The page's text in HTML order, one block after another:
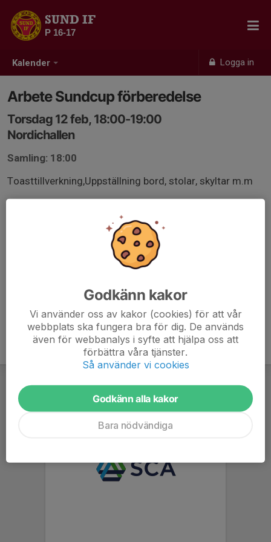
Kalender Logga in
SUND IF
P 16-17
Arbete Sundcup förberedelse
Torsdag 12 feb, 18:00-19:00
Nordichallen
Samling: 18:00
Toasttillverkning,Uppställning bord, stolar, skyltar m.m
July & Andreas Meijas (F12/13)
Abdulsalam Chafia P16/17
Godkänn kakor
Vi använder oss av kakor (cookies) för att vår
webbplats ska fungera bra för dig. De används
även för webbanalys i syfte att hjälpa oss att
förbättra våra tjänster.
Så använder vi cookies
Godkänn alla kakor
Bara nödvändiga